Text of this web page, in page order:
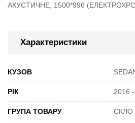
АКУСТИЧНЕ, 1500*996
Характеристики
КУЗОВ
РІК 2016
ГРУПА ТОВАРУ СКЛО